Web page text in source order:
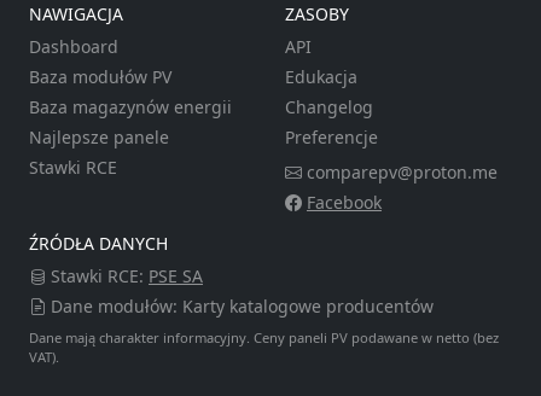
NAWIGACJA
Dashboard
Baza modułów PV
Baza magazynów energii
Najlepsze panele
Stawki RCE
ZASOBY
API
Edukacja
Changelog
Preferencje
comparepv@proton.me
Facebook
ŹRÓDŁA DANYCH
Stawki RCE: PSE SA
Dane modułów: Karty katalogowe producentów
Dane mają charakter informacyjny. Ceny paneli PV podawane w netto (bez
VAT).